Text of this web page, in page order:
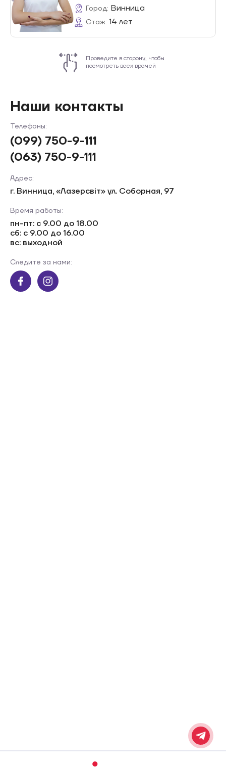
Город: Винница
Стаж: 14 лет
Проведите в сторону, чтобы
посмотреть всех врачей
Наши контакты
Телефоны:
(099) 750-9-111
(063) 750-9-111
Адрес:
г. Винница, «Лазерсвiт» ул. Соборная, 97
Время работы:
пн-пт: с 9.00 до 18.00
сб: с 9.00 до 16.00
вс: выходной
Следите за нами: